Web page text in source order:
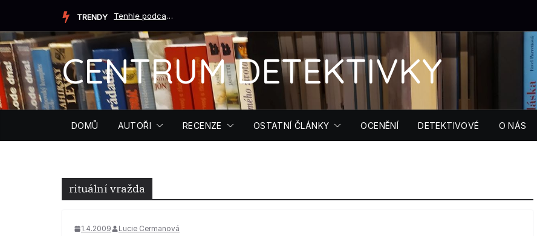
obsah
TRENDY Tenhle podcast ti může zachránit život (Tiffany Crumová...
CENTRUM DETEKTIVKY
DOMŮ AUTOŘI RECENZE OSTATNÍ ČLÁNKY OCENĚNÍ DETEKTIVOVÉ O NÁS
rituální vražda
1.4.2009 Lucie Cermanová